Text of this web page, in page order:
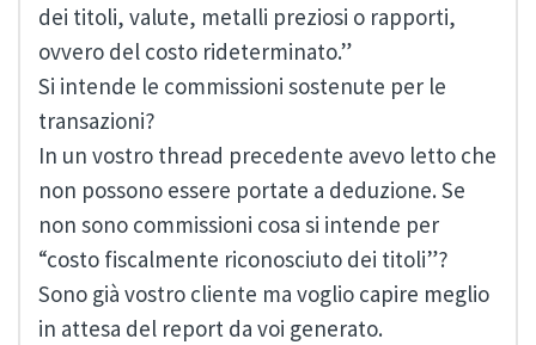
dei titoli, valute, metalli preziosi o rapporti,
ovvero del costo rideterminato.”
Si intende le commissioni sostenute per le
transazioni?
In un vostro thread precedente avevo letto che
non possono essere portate a deduzione. Se
non sono commissioni cosa si intende per
“costo fiscalmente riconosciuto dei titoli”?
Sono già vostro cliente ma voglio capire meglio
in attesa del report da voi generato.